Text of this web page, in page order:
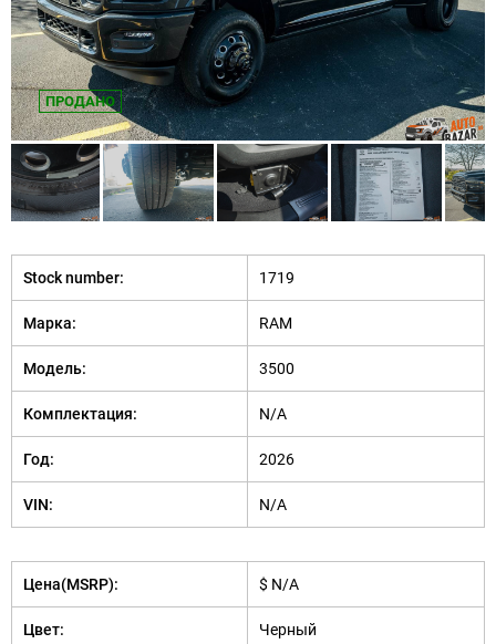
ПРОДАНО
Stock number: 1719
Марка: RAM
Модель: 3500
Комплектация: N/A
Год: 2026
VIN: N/A
Цена(MSRP): $ N/A
Цвет: Черный